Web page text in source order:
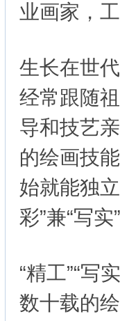
业画家，
生长在世
经常跟随
导和技艺
的绘画技
始就能独
彩”兼“写
“精工”“写
数十载的